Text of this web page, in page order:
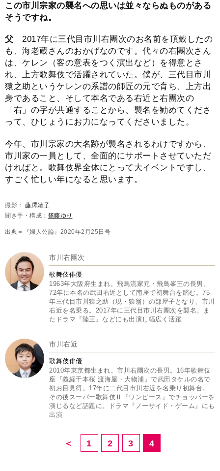
この市川宗家の襲名への思いは並々ならぬものがある
そうですね。
父 2017年に三代目市川右團次のお名前を頂戴したの
も、海老蔵さんのおかげなのです。代々の右團次さん
は、ケレン（客の意表をつく演出など）を得意とさ
れ、上方歌舞伎で活躍されていた。僕が、三代目市川
猿之助というケレンの系譜の師匠の元で育ち、上方出
身であること、そして本名である右近と右團次の
「右」の字が共通することから、襲名を勧めてくださ
って、ひじょうにお力になってくださいました。
今年、市川宗家の大名跡が襲名されるわけですから、
市川家の一員として、全面的にサポートさせていただ
ければと。歌舞伎界全体にとって大イベントですし、
すごく忙しい年になると思います。
撮影： 藤澤靖子
聞き手・構成： 篠藤ゆり
出典＝『婦人公論』2020年2月25日号
市川右團次
歌舞伎俳優
1963年大阪府生まれ。飛鳥流家元・飛鳥峯王の長男。
72年に本名の武田右近として南座で初舞台を踏む。75
年三代目市川猿之助（現・猿翁）の部屋子となり、市川
右近を名乗る。2017年に三代目市川右團次を襲名。ま
たドラマ『陸王』などにも出演し幅広く活躍
市川右近
歌舞伎俳優
2010年東京都生まれ。市川右團次の長男。16年歌舞伎
座『義経千本桜 渡海屋・大物浦』で武田タケルの名で
初お目見得。17年に二代目市川右近を名乗り初舞台。
その後スーパー歌舞伎Ⅱ『ワンピース』でチョッパーを
演じるなど話題に。ドラマ『ノーサイド・ゲーム』にも
出演
＜ 1 2 3 4